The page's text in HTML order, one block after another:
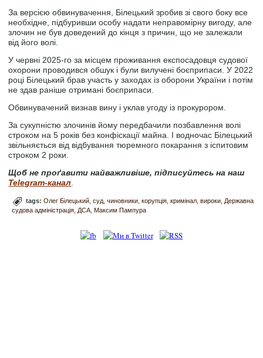
За версією обвинувачення, Білецький зробив зі свого боку все
необхідне, підбуривши особу надати неправомірну вигоду, але
злочин не був доведений до кінця з причин, що не залежали
від його волі.
У червні 2025-го за місцем проживання експосадовця судової
охорони проводився обшук і були вилучені боєприпаси. У 2022
році Білецький брав участь у заходах із оборони України і потім
не здав раніше отримані боєприпаси.
Обвинувачений визнав вину і уклав угоду із прокурором.
За сукупністю злочинів йому передбачили позбавлення волі
строком на 5 років без конфіскації майна. І водночас Білецький
звільняється від відбування тюремного покарання з іспитовим
строком 2 роки.
Щоб не проґавити найважливіше, підписуйтесь на наш
Telegram-канал
tags:Олег Білецький суд чиновники корупція кримінал вироки Державна
судова адміністрація ДСА Максим Пампура